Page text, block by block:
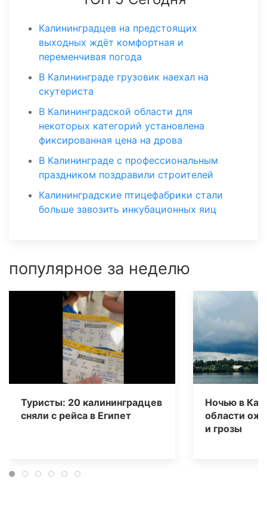
Калининградцев на предстоящих
выходных ждёт комфортная и
переменчивая погода
В Калининграде грузовик наехал на
скутериста
В Калининградской области для
некоторых категорий установлена
фиксированная цена на дрова
В Калининграде с профессиональным
праздником поздравили строителей
Калининградские птицефабрики стали
больше завозить инкубационных яиц
популярное за неделю
Туристы: 20 калининградцев
сняли с рейса в Египет
Ночью в
области
и грозы